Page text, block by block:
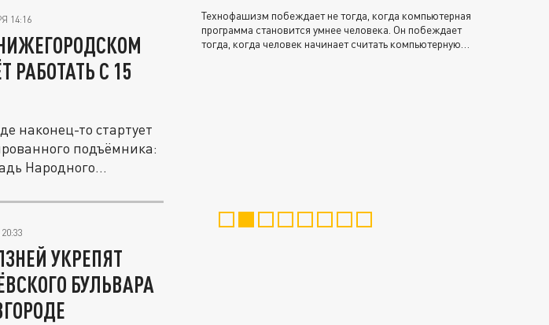
14:16
РАБОТАТЬ С 15
наконец-то стартует
подъёмника:
Народного...
УКРЕПЯТ
БУЛЬВАРА
Технофашизм побеждает не тогда, когда компьютерная
программа становится умнее человека. Он побеждает
тогда, когда человек начинает считать компьютерную